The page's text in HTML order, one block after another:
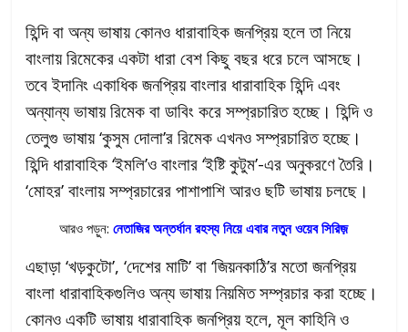
হিন্দি বা অন্য ভাষায় কোনও ধারাবাহিক জনপ্রিয় হলে তা নিয়ে
বাংলায় রিমেকের একটা ধারা বেশ কিছু বছর ধরে চলে আসছে।
তবে ইদানিং একাধিক জনপ্রিয় বাংলার ধারাবাহিক হিন্দি এবং
অন্যান্য ভাষায় রিমেক বা ডাবিং করে সম্প্রচারিত হচ্ছে। হিন্দি ও
তেলুগু ভাষায় ‘কুসুম দোলা’র রিমেক এখনও সম্প্রচারিত হচ্ছে।
হিন্দি ধারাবাহিক ‘ইমলি’ও বাংলার ‘ইষ্টি কুটুম’-এর অনুকরণে তৈরি।
‘মোহর’ বাংলায় সম্প্রচারের পাশাপাশি আরও ছটি ভাষায় চলছে।
আরও পড়ুন:নেতাজির অন্তর্ধান রহস্য নিয়ে এবার নতুন ওয়েব সিরিজ়
এছাড়া ‘খড়কুটো’, ‘দেশের মাটি’ বা ‘জিয়নকাঠি’র মতো জনপ্রিয়
বাংলা ধারাবাহিকগুলিও অন্য ভাষায় নিয়মিত সম্প্রচার করা হচ্ছে।
কোনও একটি ভাষায় ধারাবাহিক জনপ্রিয় হলে, মূল কাহিনি ও